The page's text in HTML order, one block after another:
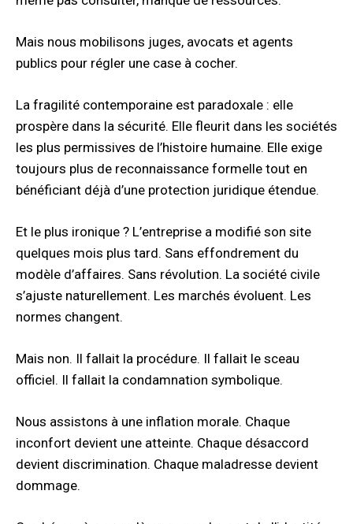
Mais nous mobilisons juges, avocats et agents
publics pour régler une case à cocher.
La fragilité contemporaine est paradoxale : elle
prospère dans la sécurité. Elle fleurit dans les sociétés
les plus permissives de l’histoire humaine. Elle exige
toujours plus de reconnaissance formelle tout en
bénéficiant déjà d’une protection juridique étendue.
Et le plus ironique ? L’entreprise a modifié son site
quelques mois plus tard. Sans effondrement du
modèle d’affaires. Sans révolution. La société civile
s’ajuste naturellement. Les marchés évoluent. Les
normes changent.
Mais non. Il fallait la procédure. Il fallait le sceau
officiel. Il fallait la condamnation symbolique.
Nous assistons à une inflation morale. Chaque
inconfort devient une atteinte. Chaque désaccord
devient discrimination. Chaque maladresse devient
dommage.